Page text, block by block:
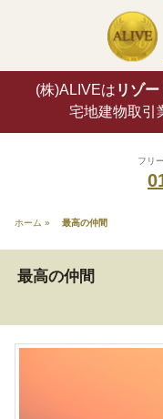
(株)ALIVEは リゾ
宅地建物取引
フリ
ホーム » 最高の仲間
最高の仲間